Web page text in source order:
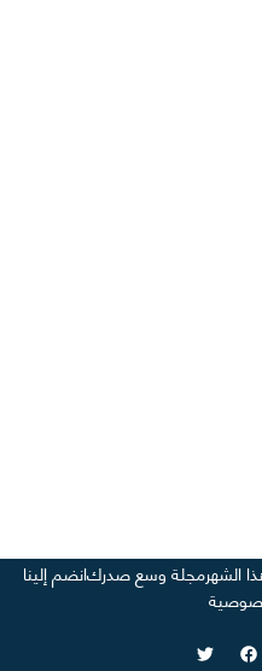
الشهرمجلة وسع صدركانضم إلينا